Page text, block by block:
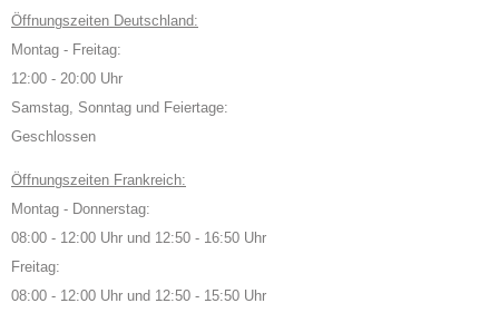
Öffnungszeiten Deutschland:
Montag - Freitag:
12:00 - 20:00 Uhr
Samstag, Sonntag und Feiertage:
Geschlossen
Öffnungszeiten Frankreich:
Montag - Donnerstag:
08:00 - 12:00 Uhr und 12:50 - 16:50 Uhr
Freitag:
08:00 - 12:00 Uhr und 12:50 - 15:50 Uhr